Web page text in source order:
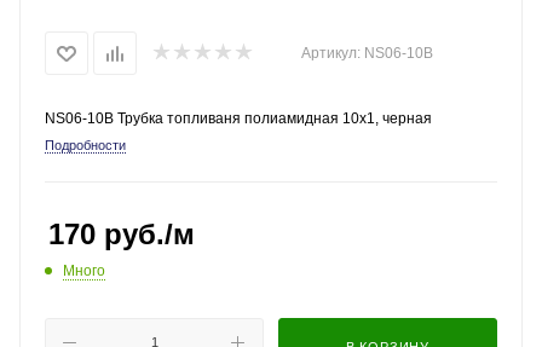
Артикул: NS06-10B
NS06-10B Трубка топливаня полиамидная 10x1, черная
Подробности
170 руб./м
Много